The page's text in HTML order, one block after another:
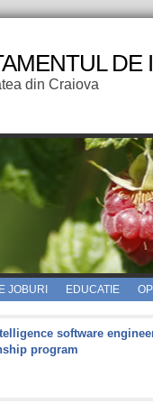
DE
din Craiova
JOBURI EDUCATIE
software
program